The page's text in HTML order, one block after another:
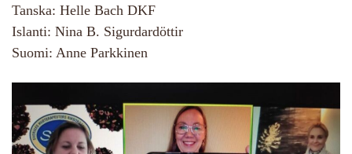
Tanska: Helle Bach DKF
Islanti: Nina B. Sigurdardöttir
Suomi: Anne Parkkinen